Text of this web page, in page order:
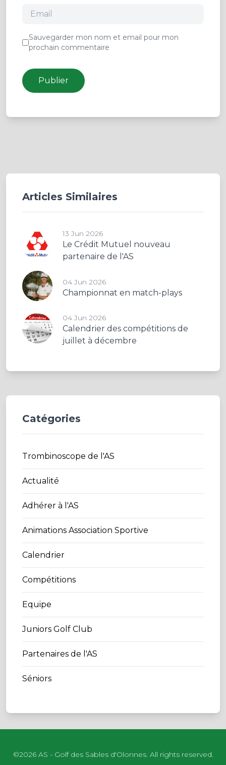
Sauvegarder mon nom et email pour mon
prochain commentaire
Publier
Articles Similaires
13 Jun 2026
Le Crédit Mutuel nouveau
partenaire de l'AS
04 Jun 2026
Championnat en match-plays
04 Jun 2026
Calendrier des compétitions de
juillet à décembre
Catégories
Trombinoscope de l'AS
Actualité
Adhérer à l'AS
Animations Association Sportive
Calendrier
Compétitions
Equipe
Juniors Golf Club
Partenaires de l'AS
Séniors
©2026AS - Golf des Sables d'Olonnes. All rights reserved.